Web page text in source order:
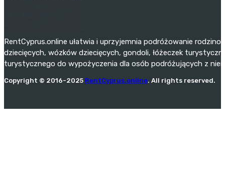
RentCyprus.online ułatwia i uprzyjemnia podróżowanie
dziecięcych, wózków dziecięcych, gondoli, łóżeczek
turystycznego do wypożyczenia dla osób podróżujących z
Copyright © 2016-2025 RentCyprus.online. All rights reserved.